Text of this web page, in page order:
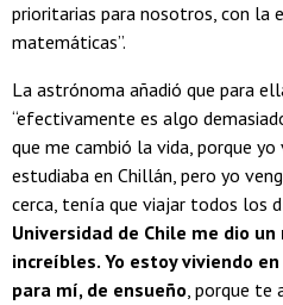
prioritarias para nosotros, con la
matemáticas”.
La astrónoma añadió que para
“efectivamente es algo
que me cambió la vida, porque
estudiaba en Chillán, pero yo
cerca, tenía que viajar todos los
Universidad de Chile me dio
increíbles. Yo estoy viviendo
para mí, de ensueño, porque te